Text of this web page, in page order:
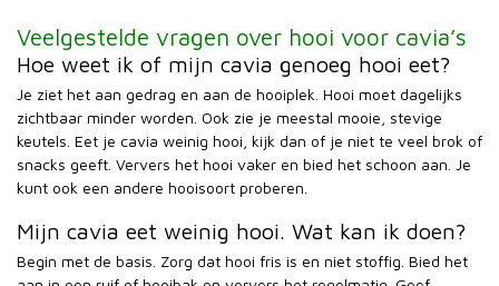
Veelgestelde vragen over hooi voor cavia’s
Hoe weet ik of mijn cavia genoeg hooi eet?
Je ziet het aan gedrag en aan de hooiplek. Hooi moet dagelijks
zichtbaar minder worden. Ook zie je meestal mooie, stevige
keutels. Eet je cavia weinig hooi, kijk dan of je niet te veel brok of
snacks geeft. Ververs het hooi vaker en bied het schoon aan. Je
kunt ook een andere hooisoort proberen.
Mijn cavia eet weinig hooi. Wat kan ik doen?
Begin met de basis. Zorg dat hooi fris is en niet stoffig. Bied het